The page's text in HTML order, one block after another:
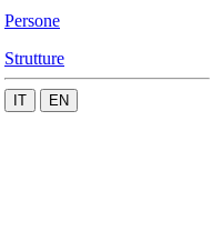
Persone
Strutture
IT EN